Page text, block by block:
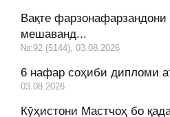
Вақте фарзонафарзандони
мешаванд...
№:92 (5144), 03.08.2026
6 нафар соҳиби дипломи
03.08.2026
Кӯҳистони Мастчоҳ бо